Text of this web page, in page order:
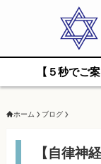
【５秒でご
ホーム ブログ
【自律神